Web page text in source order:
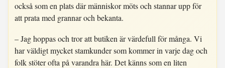
också som en plats där människor möts och stannar upp för
att prata med grannar och bekanta.
– Jag hoppas och tror att butiken är värdefull för många. Vi
har väldigt mycket stamkunder som kommer in varje dag och
folk stöter ofta på varandra här. Det känns som en liten